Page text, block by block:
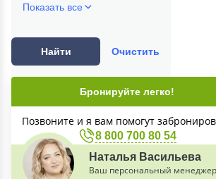
Показать все
Найти Очистить
Бронируйте легко!
Позвоните и я вам помогут
8 800 700 80 54
Наталья Васильева
Ваш персональный менеджер